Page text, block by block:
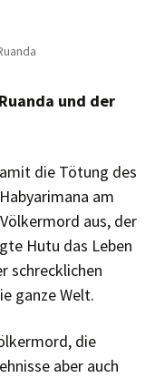
und der
die Tötung des
am
aus, der
Hutu das Leben
schrecklichen
ganze Welt.
die
aber auch